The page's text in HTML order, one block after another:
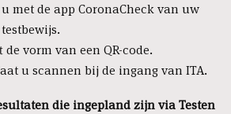
met de app CoronaCheck van uw
vorm van een QR-code.
u scannen bij de ingang van ITA.
die ingepland zijn via Testen